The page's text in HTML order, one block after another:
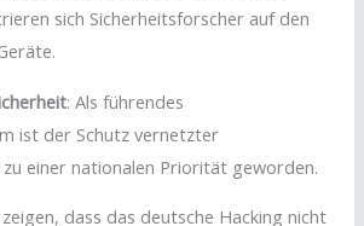
sich Sicherheitsforscher auf den
: Als führendes
ist der Schutz vernetzter
einer nationalen Priorität geworden.
dass das deutsche Hacking nicht